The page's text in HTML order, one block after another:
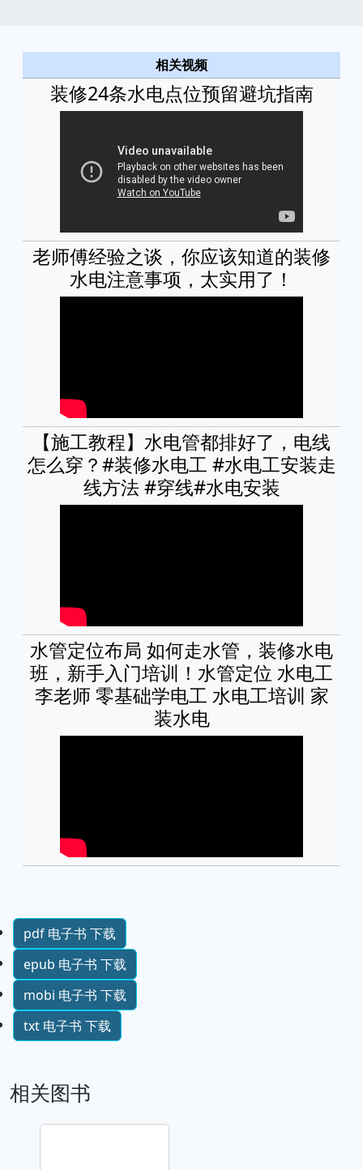
相关视频
装修24条水电点位预留避坑指南
老师傅经验之谈，你应该知道的装修
水电注意事项，太实用了！
【施工教程】水电管都排好了，电线
怎么穿？#装修水电工 #水电工安装走
线方法 #穿线#水电安装
水管定位布局 如何走水管，装修水电
班，新手入门培训！水管定位 水电工
李老师 零基础学电工 水电工培训 家
装水电
pdf 电子书 下载
epub 电子书 下载
mobi 电子书 下载
txt 电子书 下载
相关图书